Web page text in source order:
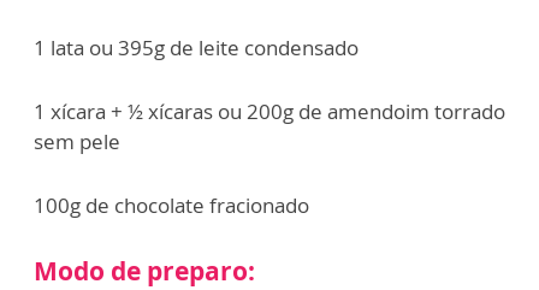
1 lata ou 395g de leite condensado
1 xícara + ½ xícaras ou 200g de amendoim torrado
sem pele
100g de chocolate fracionado
Modo de preparo: